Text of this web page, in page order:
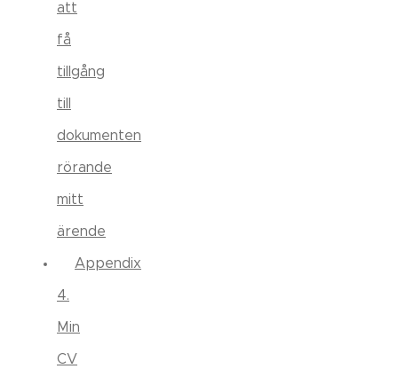
att
få
tillgång
till
dokumenten
rörande
mitt
ärende
Appendix
4.
Min
CV